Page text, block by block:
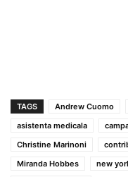
TAGS Andrew Cuomo
asistenta medicala
Christine Marinoni
Miranda Hobbes
new